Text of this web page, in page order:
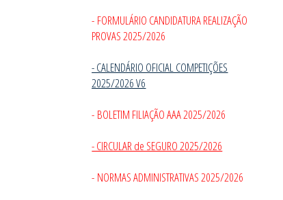
- FORMULÁRIO CANDIDATURA REALIZAÇÃO
PROVAS 2025/2026
- CALENDÁRIO OFICIAL COMPETIÇÕES
2025/2026 V6
- BOLETIM FILIAÇÃO AAA 2025/2026
- CIRCULAR de SEGURO 2025/2026
- NORMAS ADMINISTRATIVAS 2025/2026